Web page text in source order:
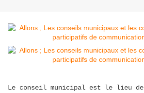
Le conseil municipal est le lieu de